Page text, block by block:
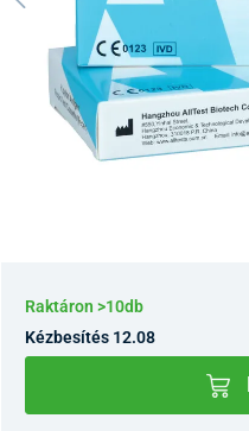
Raktáron >10db
Kézbesítés 12.08